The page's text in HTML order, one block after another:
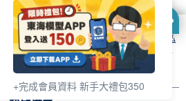
本網站使用 cookie 方式之詳情，及若您不希
更電腦的 cookie 設定，請參閱本網站「
隱私
使用本網站即表示您同意本公司得按本網站使
。
+完成會員資料 新手大禮包350